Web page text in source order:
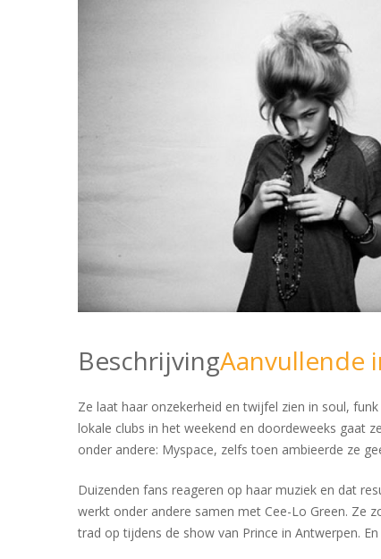
BeschrijvingAanvullende
Ze laat haar onzekerheid en twijfel zien in soul,
lokale clubs in het weekend en doordeweeks gaat
onder andere: Myspace, zelfs toen ambieerde ze
Duizenden fans reageren op haar muziek en dat
werkt onder andere samen met Cee-Lo Green. Ze
trad op tijdens de show van Prince in Antwerpen.